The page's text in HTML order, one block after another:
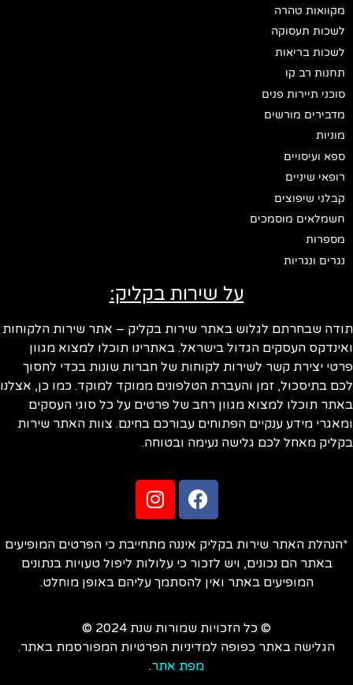
מקוואות טהרה
לשכות תעסוקה
לשכות בריאות
תחנות רב קו
סוכני תיירות פנים
מדבירים מורשים
מוניות
ספא ועיסויים
רופאי שיניים
קבלני שיפוצים
חשמלאים מוסמכים
מספרות
נגרים ונגריות
על שירות בקליק:
שבחרתם לגלוש באתר שירות בקליק – אתר שירות הלקוחות
העסקים הגדול בישראל. באתרינו תוכלו למצוא מגוון
יצירת קשר לשירות לקוחות של חברות שונות בכדי לחסוך
בתיסכול, זמן והעברת הטלפונים ממוקד למוקד. כמו כן, אצלנו
תוכלו למצוא מגוון רחב של פרטים על כל סוגי העסקים
מידע ענקיים הפתוחים עבורכם בחינם. צוות האתר שירות
מאחל לכם גלישה נעימה ובטוחה.
האתר שירות בקליק איננה מתחייבת כי הפרטים המופיעים
באתר הם נכונים, ויש לזכור כי עלולות ליפול טעויות בנתונים
המופיעים באתר ואין להסתמך עליהם באופן מוחלט.
© כל הזכויות שמורות שנת 2024 ©
הגלישה באתר כפופה למדיניות הפרטיות המפורסמת באתר.
מפת אתר.